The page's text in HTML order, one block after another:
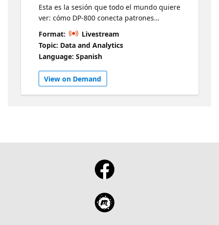
Esta es la sesión que todo el mundo quiere
ver: cómo DP-800 conecta patrones
modernos de IA directamente con tus
soluciones SQL. Desglosaremos lo que el
examen espera sobre embeddings, vectores,
búsqueda inteligente y generación
aumentada por recuperación (RAG), y lo
traduciremos en conceptos prácticos y
aplicables.
Format:
Livestream
Topic: Data and Analytics
Language: Spanish
View on Demand